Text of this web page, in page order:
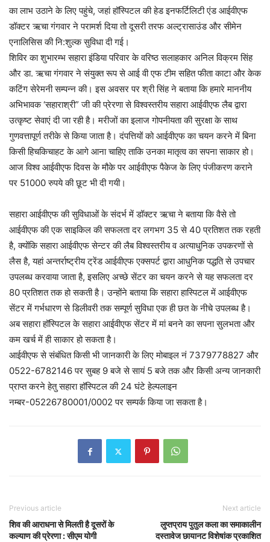
का लाभ उठाने के लिए पहुंचे, जहां हॉस्पिटल की हेड इनफर्टिलिटी एंड आईवीएफ
डॉक्टर ऋचा गंगवार ने परामर्श दिया तो दूसरी तरफ अल्ट्रासाउंड और सीमेन
एनालिसिस की नि:शुल्क सुविधा दी गई।
शिविर का शुभारम्भ सहारा इंडिया परिवार के वरिष्ठ सलाहकार अनिल विक्रम सिंह
और डा. ऋचा गंगवार ने संयुक्त रूप से आई वी एफ टीम सहित फीता काटा और केक
कटिंग सेरेमनी सम्पन्न की। इस अवसर पर श्री सिंह ने बताया कि हमारे माननीय
अभिभावक ‘सहाराश्री” जी की प्रेरणा से विश्वस्तरीय सहारा आईवीएफ लैब द्वारा
उत्कृष्ट सेवाएं दी जा रही है। मरीजों का इलाज गोपनीयता की सुरक्षा के साथ
गुणवत्तापूर्ण तरीके से किया जाता है। दंपत्तियों को आईवीएफ का चयन करने में बिना
किसी हिचकिचाहट के आगे आना चाहिए ताकि उनका मातृत्व का सपना साकार हो।
आज विश्व आईवीएफ दिवस के मौके पर आईवीएफ पैकेज के लिए पंजीकरण कराने
पर 51000 रुपये की छूट भी दी गयी।
सहारा आईवीएफ की सुविधाओं के संदर्भ में डॉक्टर ऋचा ने बताया कि वैसे तो
आईवीएफ की एक साइकिल की सफलता दर लगभग 35 से 40 प्रतिशत तक रहती
है, क्योंकि सहारा आईवीएफ सेन्टर की लैब विश्वस्तरीय व अत्याधुनिक उपकरणों से
लैस है, यहां अन्तर्राष्ट्रीय ट्रेंड आईवीएफ एक्सपर्ट द्वारा आधुनिक पद्धति से उपचार
उपलब्ध करवाया जाता है, इसलिए अच्छे सेंटर का चयन करने से यह सफलता दर
80 प्रतिशत तक हो सकती है। उन्होंने बताया कि सहारा हास्पिटल में आईवीएफ
सेंटर में गर्भधारण से डिलीवरी तक सम्पूर्ण सुविधा एक ही छत के नीचे उपलब्ध है।
अब सहारा हॉस्पिटल के सहारा आईवीएफ सेंटर में मां बनने का सपना सुलभता और
कम खर्च में ही साकार हो सकता है।
आईवीएफ से संबंधित किसी भी जानकारी के लिए मोबाइल नं 7379778827 और
0522-6782146 पर सुबह 9 बजे से सायं 5 बजे तक और किसी अन्य जानकारी
प्राप्त करने हेतु सहारा हॉस्पिटल की 24 घंटे हेल्पलाइन
नम्बर-05226780001/0002 पर सम्पर्क किया जा सकता है।
Previous article
शिव की आराधना से मिलती है दूसरों के
कल्याण की प्रेरणा : सीएम योगी
Next article
लुप्तप्राय पुतुल कला का समाकालीन
दस्तावेज छायानट विशेषांक प्रकाशित